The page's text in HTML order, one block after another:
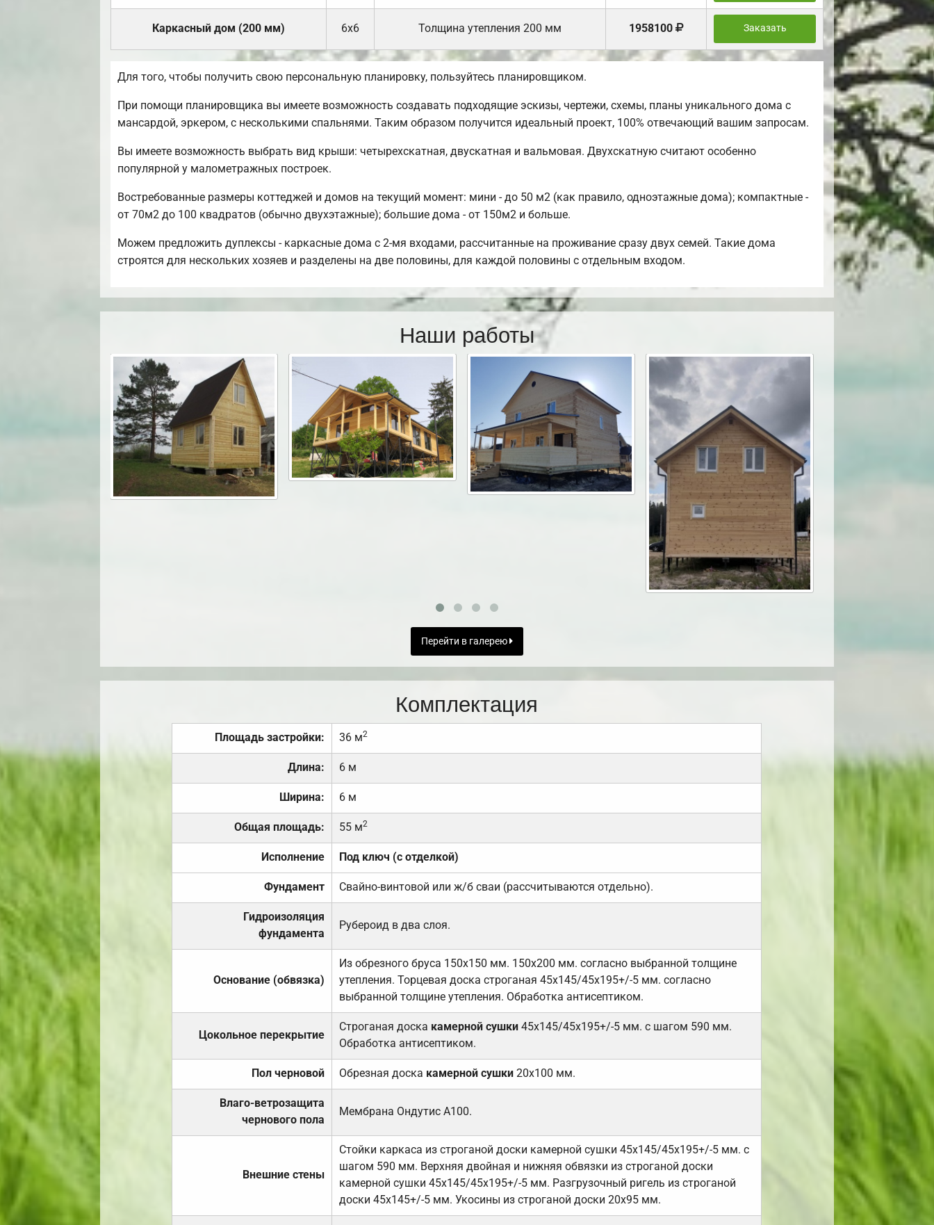
Каркасный дом (200 мм) 6х6 Толщина утепления 200 мм 1958100 Заказать
Для того, чтобы получить свою персональную планировку, пользуйтесь планировщиком.
При помощи планировщика вы имеете возможность создавать подходящие эскизы, чертежи, схемы, планы уникального дома с
мансардой, эркером, с несколькими спальнями. Таким образом получится идеальный проект, 100% отвечающий вашим запросам.
Вы имеете возможность выбрать вид крыши: четырехскатная, двускатная и вальмовая. Двухскатную считают особенно
популярной у малометражных построек.
Востребованные размеры коттеджей и домов на текущий момент: мини - до 50 м2 (как правило, одноэтажные дома); компактные -
от 70м2 до 100 квадратов (обычно двухэтажные); большие дома - от 150м2 и больше.
Можем предложить дуплексы - каркасные дома с 2-мя входами, рассчитанные на проживание сразу двух семей. Такие дома
строятся для нескольких хозяев и разделены на две половины, для каждой половины с отдельным входом.
Наши работы
Перейти в галерею
Комплектация
Площадь застройки: 36 м2
Длина: 6 м
Ширина: 6 м
Общая площадь: 55 м2
Исполнение Под ключ (с отделкой)
Фундамент Свайно-винтовой или ж/б сваи (рассчитываются отдельно).
Гидроизоляция
фундамента
Рубероид в два слоя.
Основание (обвязка)
Из обрезного бруса 150х150 мм. 150х200 мм. согласно выбранной толщине
утепления. Торцевая доска строганая 45х145/45х195+/-5 мм. согласно
выбранной толщине утепления. Обработка антисептиком.
Цокольное перекрытие
Строганая доска камерной сушки 45х145/45х195+/-5 мм. с шагом 590 мм.
Обработка антисептиком.
Пол черновой Обрезная доска камерной сушки20х100 мм.
Влаго-ветрозащита
чернового пола
Мембрана Ондутис А100.
Внешние стены
Стойки каркаса из строганой доски камерной сушки 45х145/45х195+/-5 мм. с
шагом 590 мм. Верхняя двойная и нижняя обвязки из строганой доски
камерной сушки 45х145/45х195+/-5 мм. Разгрузочный ригель из строганой
доски 45х145+/-5 мм. Укосины из строганой доски 20х95 мм.